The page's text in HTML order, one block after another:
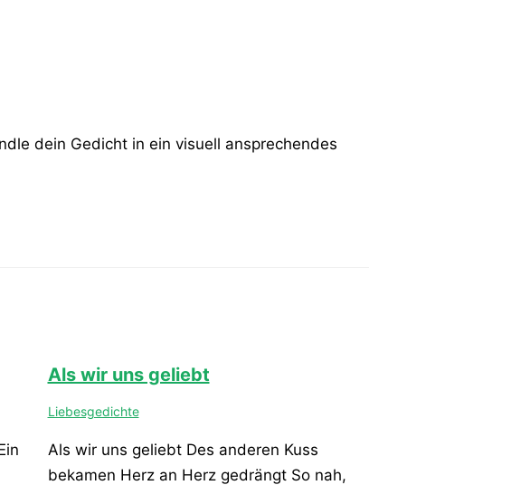
dein Gedicht in ein visuell ansprechendes
Als wir uns geliebt
Liebesgedichte
Als wir uns geliebt Des anderen Kuss
bekamen Herz an Herz gedrängt So nah,